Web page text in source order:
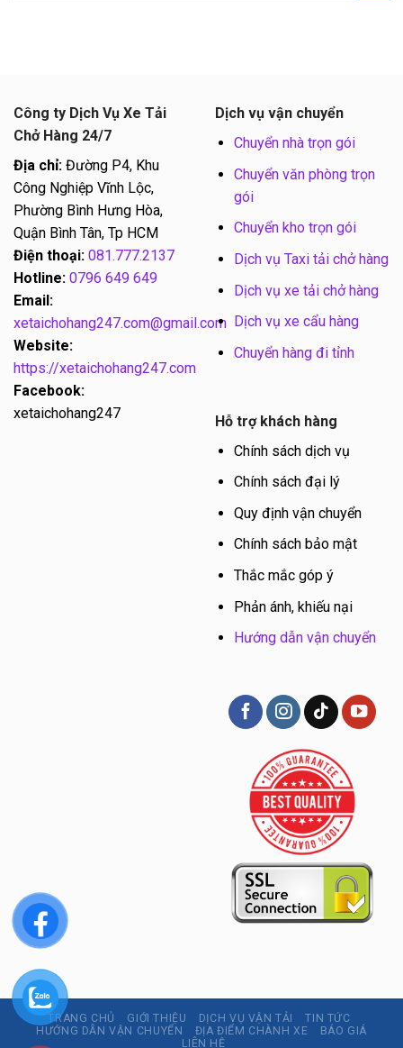
Công ty Dịch Vụ Xe Tải
Chở Hàng 24/7
Địa chỉ: Đường P4, Khu
Công Nghiệp Vĩnh Lộc,
Phường Bình Hưng Hòa,
Quận Bình Tân, Tp HCM
Điện thoại: 081.777.2137
Hotline: 0796 649 649
Email:
xetaichohang247.com@gmail.com
Website:
https://xetaichohang247.com
Facebook:
xetaichohang247
Dịch vụ vận chuyển
Chuyển nhà trọn gói
Chuyển văn phòng trọn
gói
Chuyển kho trọn gói
Dịch vụ Taxi tải chở hàng
Dịch vụ xe tải chở hàng
Dịch vụ xe cẩu hàng
Chuyển hàng đi tỉnh
Hỗ trợ khách hàng
Chính sách dịch vụ
Chính sách đại lý
Quy định vận chuyển
Chính sách bảo mật
Thắc mắc góp ý
Phản ánh, khiếu nại
Hướng dẫn vận chuyển
TRANG CHỦ GIỚI THIỆU DỊCH VỤ VẬN TẢI
TIN TỨC
HƯỚNG DẪN VẬN CHUYỂN
ĐỊA ĐIỂM CHÀNH XE
BÁO GIÁ
LIÊN HỆ